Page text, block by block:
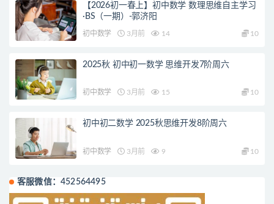
【2026初一春上】初中数学 数理思维自主学习
·BS（一期）-郭济阳
初中数学 3月前 14 10
2025秋 初中初一数学 思维开发7阶周六
初中数学 3月前 15 10
初中初二数学 2025秋思维开发8阶周六
初中数学 3月前 9 10
客服微信：452564495